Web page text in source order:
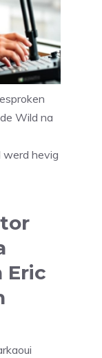
Wild na
werd hevig
Eric